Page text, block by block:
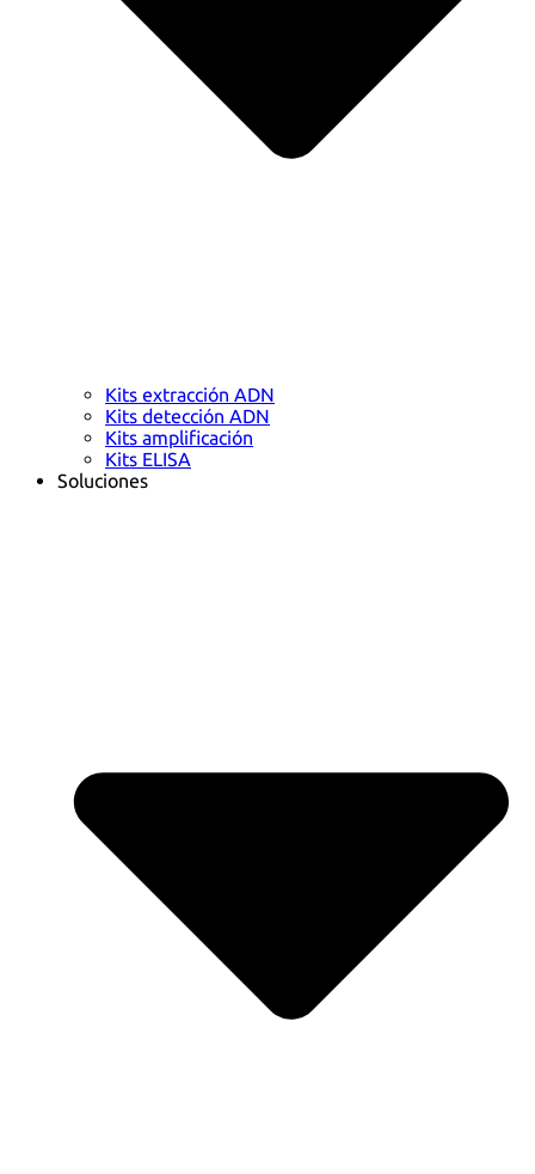
Kits extracción ADN
Kits detección ADN
Kits amplificación
Kits ELISA
Soluciones